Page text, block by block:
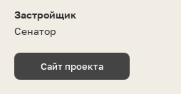
Застройщик
Сенатор
Сайт проекта